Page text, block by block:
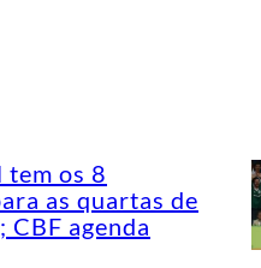
tem os 8
as quartas de
agenda